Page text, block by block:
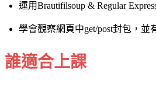
運用Brautifilsoup & Regular
學會觀察網頁中get/post封包，並
誰適合上課